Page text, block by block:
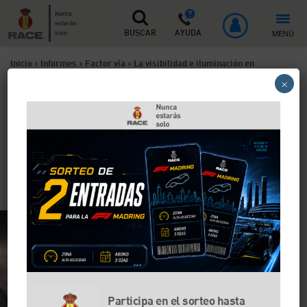
Nunca
estarás
solo
BUSCAR AYUDA MENÚ
Inicio > Informes > Factor vía > La visibilidad e iluminación en
La visibilidad e iluminación
en invierno
El 81% de los conductores ha sufrido por la noche un
deslumbramiento que le ha cegado completamente
Participa en el sorteo hasta
×